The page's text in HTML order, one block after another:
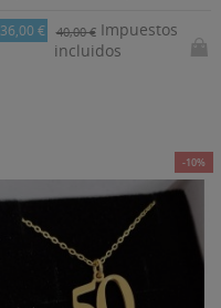
36,00 € 40,00 €Impuestos
incluidos
-10%